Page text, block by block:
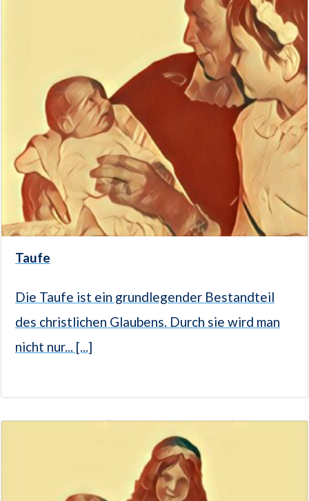
Taufe
Die Taufe ist ein grundlegender Bestandteil
des christlichen Glaubens. Durch sie wird man
nicht nur... [...]